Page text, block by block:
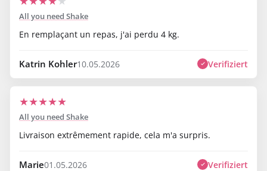
All you need Shake
En remplaçant un repas, j'ai perdu 4 kg.
Katrin Kohler10.05.2026 Verifiziert
★★★★★
All you need Shake
Livraison extrêmement rapide, cela m'a surpris.
Marie01.05.2026 Verifiziert